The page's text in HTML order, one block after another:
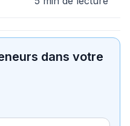
dans votre